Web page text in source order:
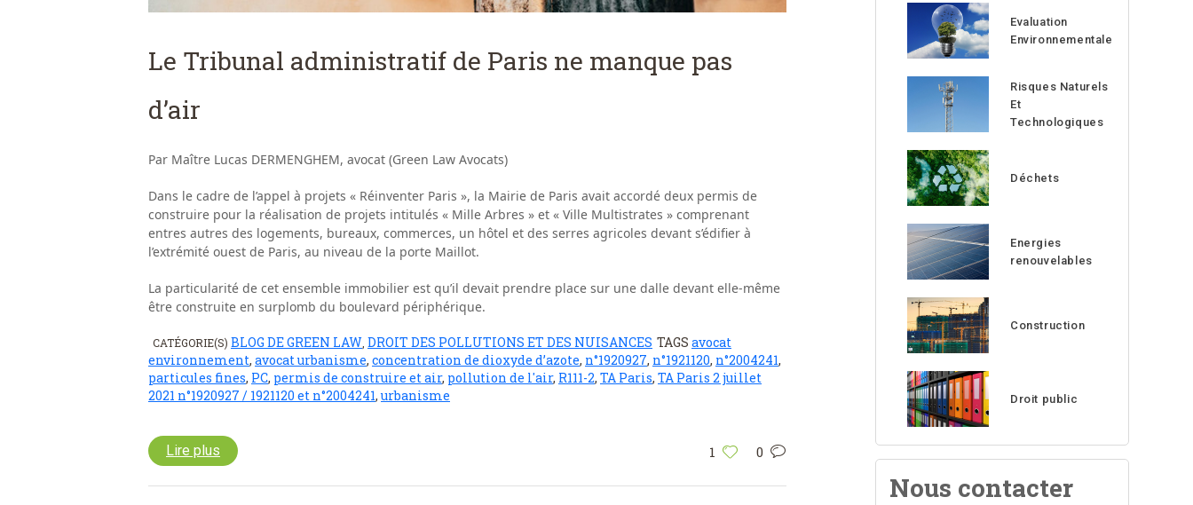
Le Tribunal administratif de Paris ne manque pas
d’air
Par Maître Lucas DERMENGHEM, avocat (Green Law Avocats)
Dans le cadre de l’appel à projets « Réinventer Paris », la Mairie de Paris avait accordé deux permis de
construire pour la réalisation de projets intitulés « Mille Arbres » et « Ville Multistrates » comprenant
entres autres des logements, bureaux, commerces, un hôtel et des serres agricoles devant s’édifier à
l’extrémité ouest de Paris, au niveau de la porte Maillot.
La particularité de cet ensemble immobilier est qu’il devait prendre place sur une dalle devant elle-même
être construite en surplomb du boulevard périphérique.
CATÉGORIE(S) BLOG DE GREEN LAW DROIT DES POLLUTIONS ET DES NUISANCES TAGS avocat
environnement, avocat urbanisme, concentration de dioxyde d’azote, n°1920927, n°1921120, n°2004241,
particules fines, PC, permis de construire et air, pollution de l'air, R111-2, TA Paris, TA Paris 2 juillet
2021 n°1920927 / 1921120 et n°2004241,urbanisme
1 0
Lire plus
Evaluation
Environnementale
Risques Naturels
Et
Technologiques
Déchets
Energies
renouvelables
Construction
Droit public
Nous contacter